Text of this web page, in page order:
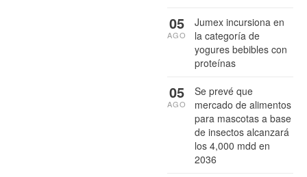
Jumex incursiona en
la categoría de
yogures bebibles con
proteínas
05
AGO
Se prevé que
mercado de alimentos
para mascotas a base
de insectos alcanzará
los 4,000 mdd en
2036
05
AGO